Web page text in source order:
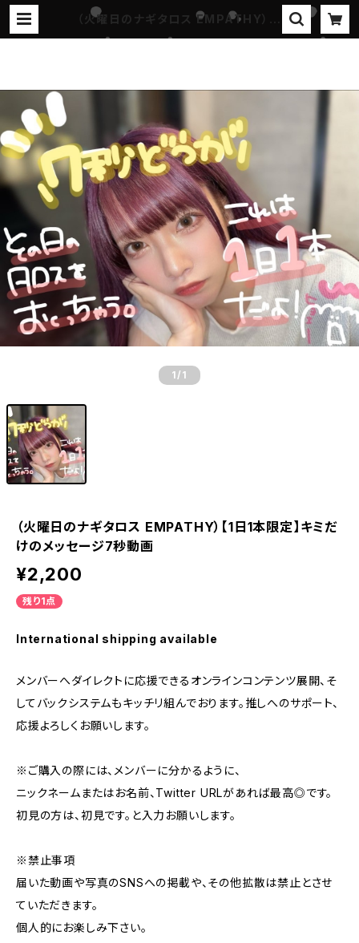
（火曜日のナギタロス EMPATHY）【1
1 /1
（火曜日のナギタロス EMPATHY）【1日1本限定】キミだ
けのメッセージ7秒動画
¥2,200
残り1点
International shipping available
メンバーへダイレクトに応援できるオンラインコンテンツ展開、そ
してバックシステムもキッチリ組んでおります。推しへのサポート、
応援よろしくお願いします。
※ご購入の際には、メンバーに分かるように、
ニックネームまたはお名前、Twitter URLがあれば最高◎です。
初見の方は、初見です。と入力お願いします。
※禁止事項
届いた動画や写真のSNSへの掲載や、その他拡散は禁止とさせ
ていただきます。
個人的にお楽しみ下さい。